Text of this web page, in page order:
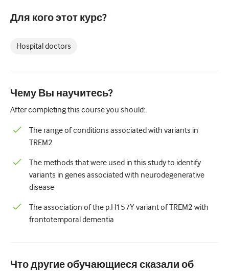
Паллиативная помощь
Патология/Лабораторная медицина
Здравоохранение
Улучшение качества
Радиология/Визуализация
Нефрология
Дыхательная система
Сексуальное здоровье
Женское здоровье
Для кого этот курс?
Hospital doctors
Чему Вы научитесь?
After completing this course you should:
The range of conditions associated with variants in
TREM2
The methods that were used in this study to identify
variants in genes associated with neurodegenerative
disease
The association of the p.H157Y variant of TREM2 with
frontotemporal dementia
Что другие обучающиеся сказали об